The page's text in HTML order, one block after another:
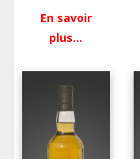
En savoir
plus...